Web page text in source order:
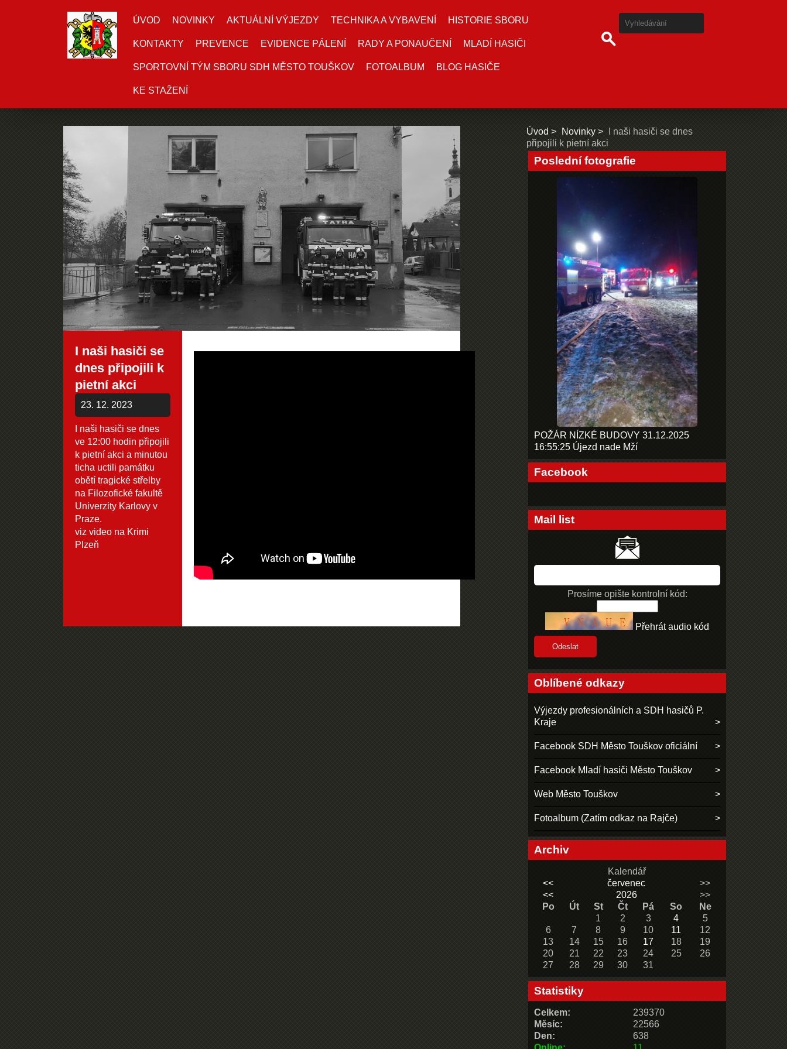
ÚVOD NOVINKY AKTUÁLNÍ VÝJEZDY TECHNIKA A VYBAVENÍ HISTORIE SBORU
KONTAKTY PREVENCE EVIDENCE PÁLENÍ RADY A PONAUČENÍ MLADÍ HASIČI
SPORTOVNÍ TÝM SBORU SDH MĚSTO TOUŠKOV FOTOALBUM BLOG HASIČE
KE STAŽENÍ
I naši hasiči se
dnes připojili k
pietní akci
23. 12. 2023
I naši hasiči se dnes
ve 12:00 hodin připojili
k pietní akci a minutou
ticha uctili památku
obětí tragické střelby
na Filozofické fakultě
Univerzity Karlovy v
Praze.
viz video na Krimi
Plzeň
Úvod Novinky
I naši hasiči se dnes
připojili k pietní akci
Poslední fotografie
POŽÁR NÍZKÉ BUDOVY 31.12.2025
16:55:25 Újezd nade Mží
Facebook
Mail list
Prosíme opište kontrolní kód:
Přehrát audio kód
Oblíbené odkazy
Výjezdy profesionálních a SDH hasičů P.
Kraje
Facebook SDH Město Touškov oficiální
Facebook Mladí hasiči Město Touškov
Web Město Touškov
Fotoalbum (Zatím odkaz na Rajče)
Archiv
Kalendář
<<
červenec
>>
<<
2026
>>
Po
Út St Čt Pá So
Ne
1
2 3 4
5
6
7 8 9 10 11
12
13
14 15 16 17 18
19
20
21 22 23 24 25
26
27
28 29 30 31
Statistiky
Celkem:
239370
Měsíc:
22566
Den:
638